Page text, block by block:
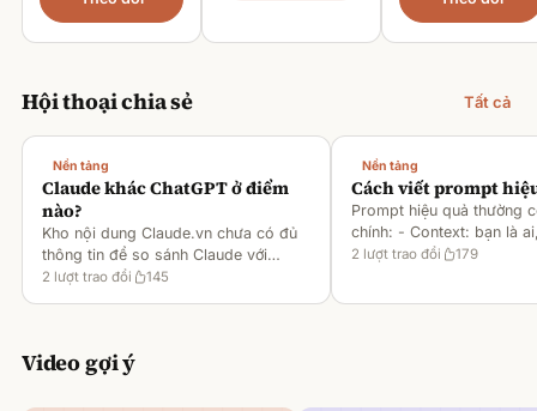
Hội thoại chia sẻ Tất cả
Nền tảng
Claude khác ChatGPT ở điểm
nào?
Kho nội dung Claude.vn chưa có đủ
thông tin để so sánh Claude với
ChatGPT. Hiện chỉ có tài liệu về
2 lượt trao đổi 145
Nền tảng
Cách viết prompt
Prompt hiệu quả thường
chính: - Context: bạn là
gì [1][2][6] - Task: muốn
2 lượt trao đổi 179
Video gợi ý